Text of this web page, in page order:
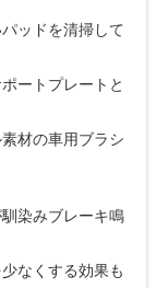
ッドを清掃して
ートプレートと
材の車用ブラシ
染みブレーキ鳴
なくする効果も